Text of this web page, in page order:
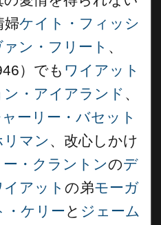
婦ケイト・フィッシ
ン・フリート 、
）でも ワイアット
ン・アイアランド 、
ーリー・バセット
リマン 、改心しかけ
ー・クラントンのデ
イアット の弟モーガ
・ケリーと ジェーム